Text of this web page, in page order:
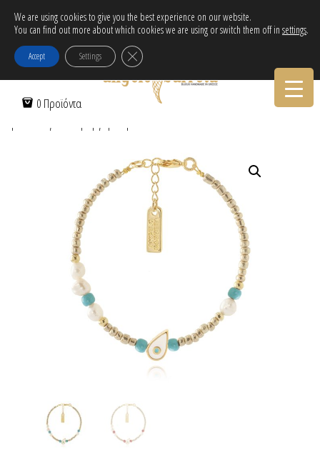
Δωρεάν αποστολή εντός Ελλάδας για αγορές άνω των 30€!
Tηλεφωνικες Παραγγελιες:30-2103222314
0 Προϊόντα
Αρχική Σελίδα/ Βραχιόλια
/ Βραχιόλι με
We are using cookies to give you the best experience on our website.
You can find out more about which cookies we are using or switch them off in settings.
Accept Settings Κλείσιμο του Cookie banner για το GDPR